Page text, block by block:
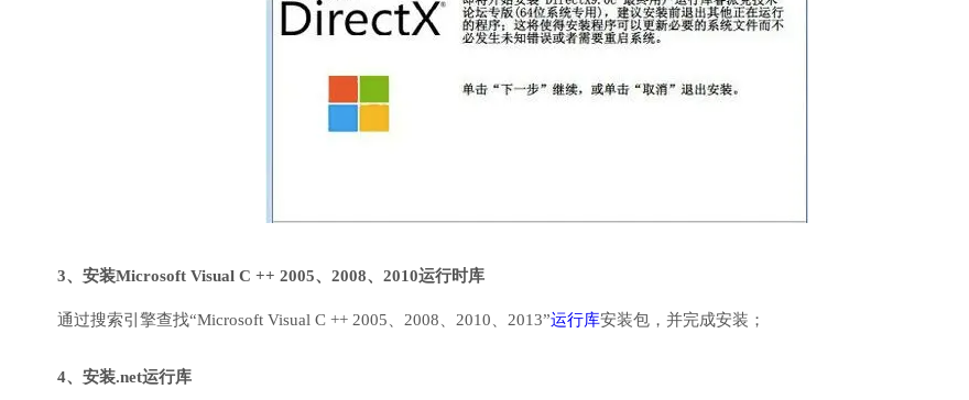
3、安装Microsoft Visual C ++ 2005、2008、2010运行时库
通过搜索引擎查找“Microsoft Visual C ++ 2005、2008、2010、2013”运行库安装包，并完成安装；
4、安装.net运行库